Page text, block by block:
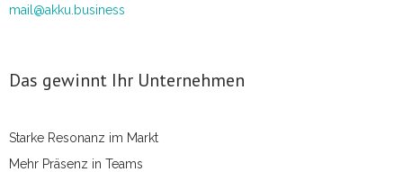
mail@akku.business
Das gewinnt Ihr Unternehmen
Starke Resonanz im Markt
Mehr Präsenz in Teams